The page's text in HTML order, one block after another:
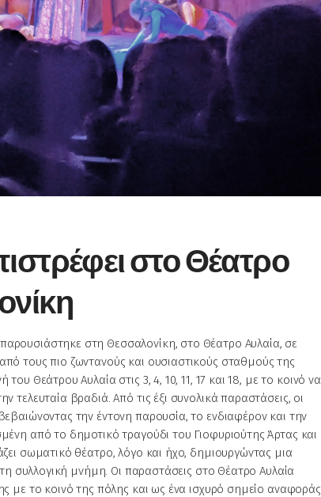
στο Θέατρο
στη Θεσσαλονίκη, στο Θέατρο Αυλαία, σε
τους πιο ζωντανούς και ουσιαστικούς σταθμούς της
Θεάτρου Αυλαία στις 3, 4, 10, 11, 17 και 18, με το κοινό να
τελευταία βραδιά. Από τις έξι συνολικά παραστάσεις, οι
την έντονη παρουσία, το ενδιαφέρον και την
από το δημοτικό τραγούδι του Γιοφυριούτης Άρτας και
σωματικό θέατρο, λόγο και ήχο, δημιουργώντας μια
τη συλλογική μνήμη. Οι παραστάσεις στο Θέατρο Αυλαία
με το κοινό της πόλης και ως ένα ισχυρό σημείο αναφοράς